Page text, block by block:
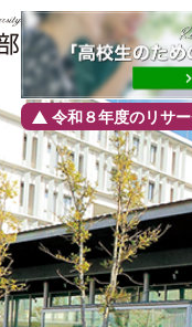
令和８年度のリサ